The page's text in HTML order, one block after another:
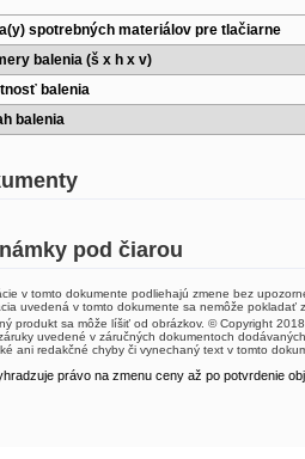
spotrebných materiálov pre tlačiarne
balenia (š x h x v)
balenia
balenia
pod čiarou
v tomto dokumente podliehajú zmene bez
uvedená v tomto dokumente sa nemôže
produkt sa môže líšiť od obrázkov. © Copyright
uvedené v záručných dokumentoch
ani redakčné chyby či vynechaný text v tomto
právo na zmenu ceny až po potvrdenie